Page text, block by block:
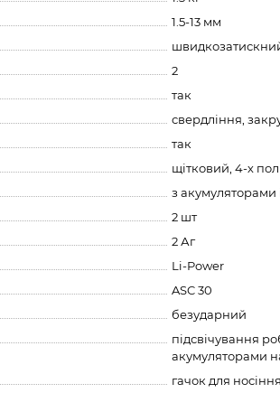
1.5-13 мм
2
так
свердління,
так
щітковий, 4-х
з акумуляторами
2 шт
2 Аг
Li-Power
ASC 30
безударний
підсвічування
акумуляторами
гачок для